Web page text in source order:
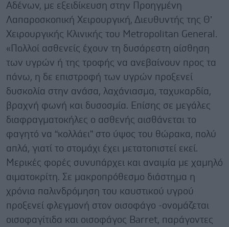
Αδένων, με εξειδίκευση στην Προηγμένη
Λαπαροσκοπική Χειρουργική, Διευθυντής της Θ’
Χειρουργικής Κλινικής του Metropolitan General.
«Πολλοί ασθενείς έχουν τη δυσάρεστη αίσθηση
των υγρών ή της τροφής να ανεβαίνουν προς τα
πάνω, η δε επιστροφή των υγρών προξενεί
δυσκολία στην ανάσα, λαχάνιασμα, ταχυκαρδία,
βραχνή φωνή και δυσοσμία. Επίσης σε μεγάλες
διαφραγματοκήλες ο ασθενής αισθάνεται το
φαγητό να “κολλάει” στο ύψος του θώρακα, πολύ
απλά, γιατί το στομάχι έχει μετατοπιστεί εκεί.
Μερικές φορές συνυπάρχει και αναιμία με χαμηλό
αιματοκρίτη. Σε μακροπρόθεσμο διάστημα η
χρόνια παλινδρόμηση του καυστικού υγρού
προξενεί φλεγμονή στον οισοφάγο -ονομάζεται
οισοφαγίτιδα και οισοφάγος Barret, παράγοντες